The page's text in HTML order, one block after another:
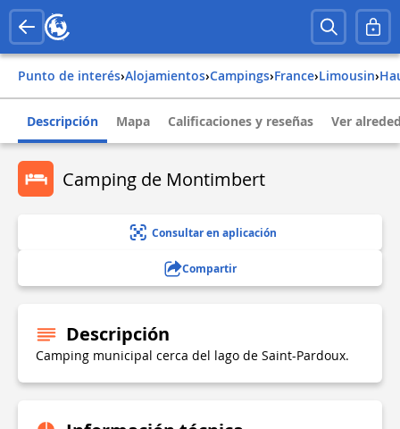
Punto de interés› Alojamientos› Campings› france› limousin›
Descripción Mapa Calificaciones y reseñas Ver
Camping de Montimbert
Consultar en aplicación
Compartir
Descripción
Camping municipal cerca del lago de Saint-Pardoux.